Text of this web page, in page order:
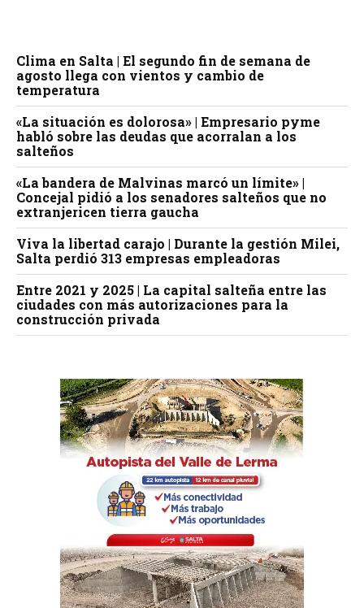
Clima en Salta | El segundo fin de semana de
agosto llega con vientos y cambio de
temperatura
«La situación es dolorosa» | Empresario pyme
habló sobre las deudas que acorralan a los
salteños
«La bandera de Malvinas marcó un límite» |
Concejal pidió a los senadores salteños que no
extranjericen tierra gaucha
Viva la libertad carajo | Durante la gestión Milei,
Salta perdió 313 empresas empleadoras
Entre 2021 y 2025 | La capital salteña entre las
ciudades con más autorizaciones para la
construcción privada